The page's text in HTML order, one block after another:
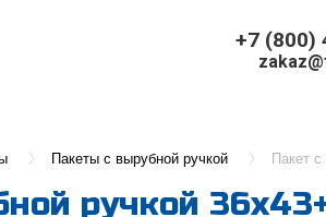
+7 (800)
Пакеты с вырубной ручкой Пакет
ручкой